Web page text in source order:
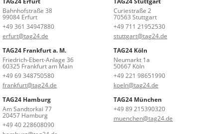
Bahnhofstraße 38
99084 Erfurt
+49 361 34947880
erfurt@tag24.de
Curiestraße 2
70563 Stuttgart
+49 711 21952530
stuttgart@tag24.de
TAG24 Frankfurt a. M.
Friedrich-Ebert-Anlage 36
60325 Frankfurt am Main
+49 69 348750580
frankfurt@tag24.de
TAG24 Köln
Neumarkt 1a
50667 Köln
+49 221 98651990
koeln@tag24.de
TAG24 Hamburg
Am Sandtorkai 77
20457 Hamburg
+49 40 228608090
TAG24 München
+49 89 215390320
muenchen@tag24.de